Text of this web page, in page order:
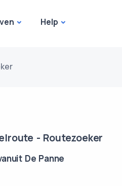
Help
- Routezoeker
De Panne